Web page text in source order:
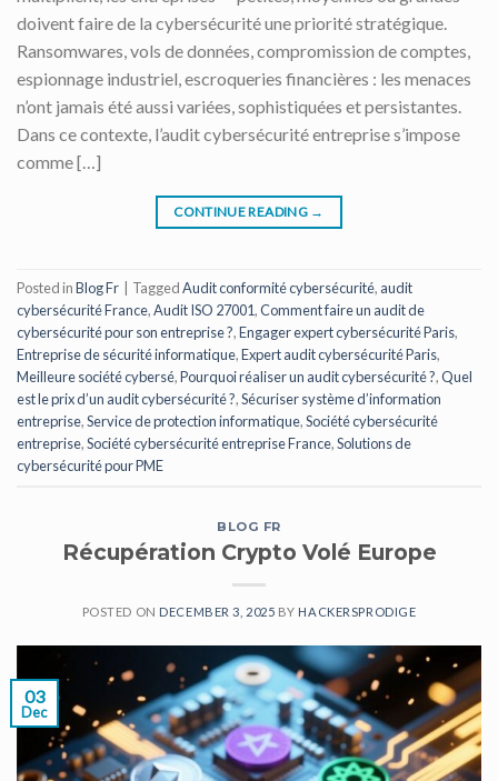
doivent faire de la cybersécurité une priorité stratégique.
Ransomwares, vols de données, compromission de comptes,
espionnage industriel, escroqueries financières : les menaces
n’ont jamais été aussi variées, sophistiquées et persistantes.
Dans ce contexte, l’audit cybersécurité entreprise s’impose
comme […]
CONTINUE READING →
Posted inBlog Fr TaggedAudit conformité cybersécurité, audit
cybersécurité France,Audit ISO 27001,Comment faire un audit de
cybersécurité pour son entreprise ?,Engager expert cybersécurité Paris,
Entreprise de sécurité informatique,Expert audit cybersécurité Paris,
Meilleure société cybersé,Pourquoi réaliser un audit cybersécurité ?,Quel
est le prix d’un audit cybersécurité ?,Sécuriser système d’information
entreprise,Service de protection informatique,Société cybersécurité
entreprise,Société cybersécurité entreprise France,Solutions de
cybersécurité pour PME
BLOG FR
Récupération Crypto Volé Europe
POSTED ON DECEMBER 3, 2025 BY HACKERSPRODIGE
03
Dec